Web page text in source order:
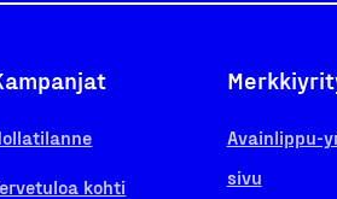
kohti
Avainlippu-
sivu